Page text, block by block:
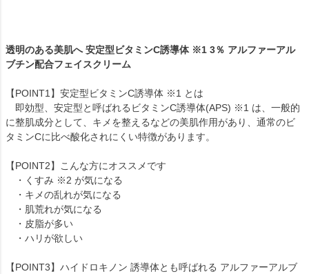
透明のある美肌へ 安定型ビタミンC誘導体 ※1 3％ アルファーアル
ブチン配合フェイスクリーム
【POINT1】安定型ビタミンC誘導体 ※1 とは
即効型、安定型と呼ばれるビタミンC誘導体(APS) ※1 は、一般的
に整肌成分として、キメを整えるなどの美肌作用があり、通常のビ
タミンCに比べ酸化されにくい特徴があります。
【POINT2】こんな方にオススメです
・くすみ ※2 が気になる
・キメの乱れが気になる
・肌荒れが気になる
・皮脂が多い
・ハリが欲しい
【POINT3】ハイドロキノン 誘導体とも呼ばれる アルファーアルブ